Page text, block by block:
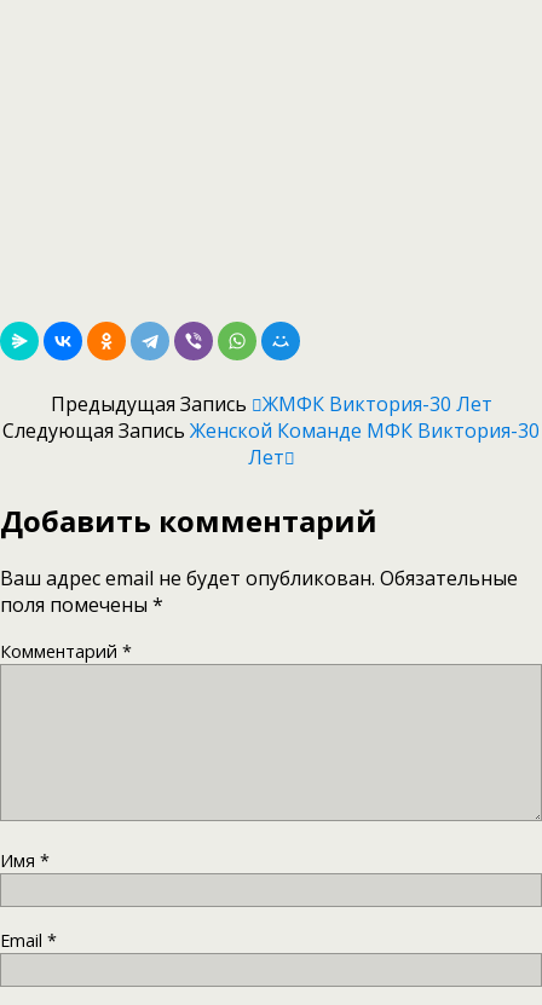
Предыдущая Запись
ЖМФК Виктория-30 Лет
Следующая Запись Женской Команде МФК Виктория-30
Лет
Добавить комментарий
Ваш адрес email не будет опубликован. Обязательные
поля помечены *
Комментарий *
Имя *
Email *